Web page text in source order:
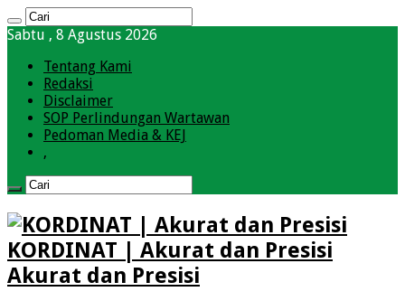
Sabtu , 8 Agustus 2026
Tentang Kami
Redaksi
Disclaimer
SOP Perlindungan Wartawan
Pedoman Media & KEJ
,
KORDINAT | Akurat dan Presisi
Akurat dan Presisi